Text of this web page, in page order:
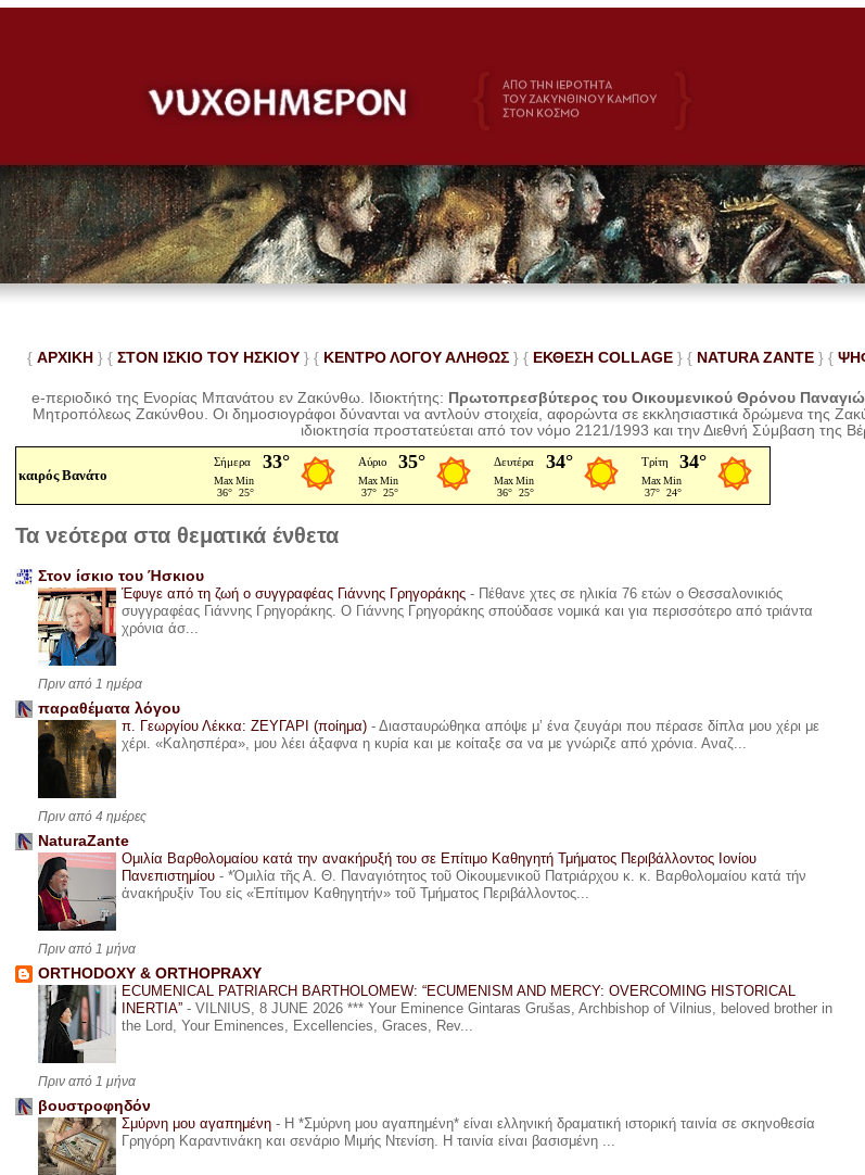
{ ΑΡΧΙΚΗ } { ΣΤΟΝ ΙΣΚΙΟ ΤΟΥ ΗΣΚΙΟΥ } { ΚΕΝΤΡΟ ΛΟΓΟΥ ΑΛΗΘΩΣ } { ΕΚΘΕΣΗ COLLAGE }{ NATURA ZANTE} {
e-περιοδικό της Ενορίας Μπανάτου εν Ζακύνθω. Ιδιοκτήτης: Πρωτοπρεσβύτερος του Οικουμενικού Θρόνου
Μητροπόλεως Ζακύνθου.Οι δημοσιογράφοι δύνανται να αντλούν στοιχεία, αφορώντα σε εκκλησιαστικά δρώμενα της
ιδιοκτησία προστατεύεται από τον νόμο 2121/1993 και την Διεθνή Σύμβαση της
καιρός Βανάτο
Τα νεότερα στα θεματικά ένθετα
Στον ίσκιο του Ήσκιου
Έφυγε από τη ζωή ο συγγραφέας Γιάννης Γρηγοράκης - Πέθανε χτες σε ηλικία 76 ετών ο Θεσσαλονικιός
συγγραφέας Γιάννης Γρηγοράκης. Ο Γιάννης Γρηγοράκης σπούδασε νομικά και για περισσότερο από τριάντα
χρόνια άσ...
Πριν από 1 ημέρα
παραθέματα λόγου
π. Γεωργίου Λέκκα: ΖΕΥΓΑΡΙ (ποίημα) - Διασταυρώθηκα απόψε μ’ ένα ζευγάρι που πέρασε δίπλα μου χέρι με
χέρι. «Καλησπέρα», μου λέει άξαφνα η κυρία και με κοίταξε σα να με γνώριζε από χρόνια. Αναζ...
Πριν από 4 ημέρες
NaturaZante
Ομιλία Βαρθολομαίου κατά την ανακήρυξή του σε Επίτιμο Καθηγητή Τμήματος Περιβάλλοντος Ιονίου
Πανεπιστημίου - *Ὁμιλία τῆς Α. Θ. Παναγιότητος τοῦ Οἰκουμενικοῦ Πατριάρχου κ. κ. Βαρθολομαίου κατά τήν
ἀνακήρυξίν Του εἰς «Ἐπίτιμον Καθηγητήν» τοῦ Τμήματος Περιβάλλοντος...
Πριν από 1 μήνα
ORTHODOXY & ORTHOPRAXY
ECUMENICAL PATRIARCH BARTHOLOMEW: “ECUMENISM AND MERCY: OVERCOMING HISTORICAL
INERTIA” - VILNIUS, 8 JUNE 2026 *** Your Eminence Gintaras Grušas, Archbishop of Vilnius, beloved brother in
the Lord, Your Eminences, Excellencies, Graces, Rev...
Πριν από 1 μήνα
βουστροφηδόν
Σμύρνη μου αγαπημένη - Η *Σμύρνη μου αγαπημένη* είναι ελληνική δραματική ιστορική ταινία σε σκηνοθεσία
Γρηγόρη Καραντινάκη και σενάριο Μιμής Ντενίση. Η ταινία είναι βασισμένη ...